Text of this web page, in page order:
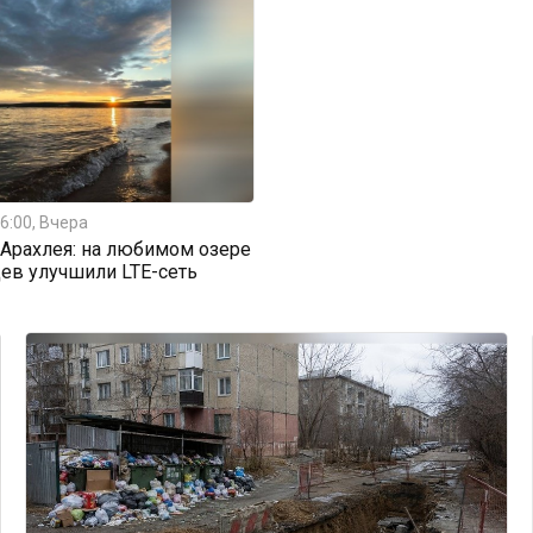
Вчера
на любимом озере
улучшили LTE-сеть